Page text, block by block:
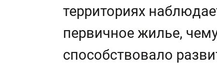
территориях
первичное жилье,
способствовало